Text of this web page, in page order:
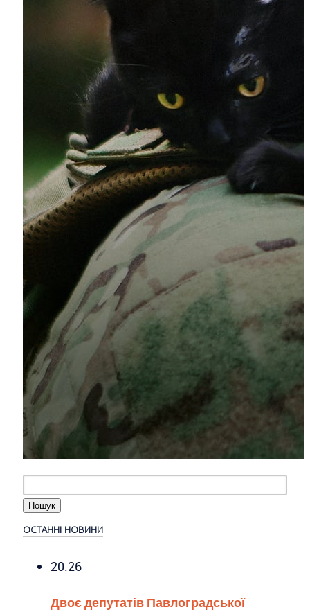
ОСТАННІ НОВИНИ
20:26
Двоє депутатів Павлоградської